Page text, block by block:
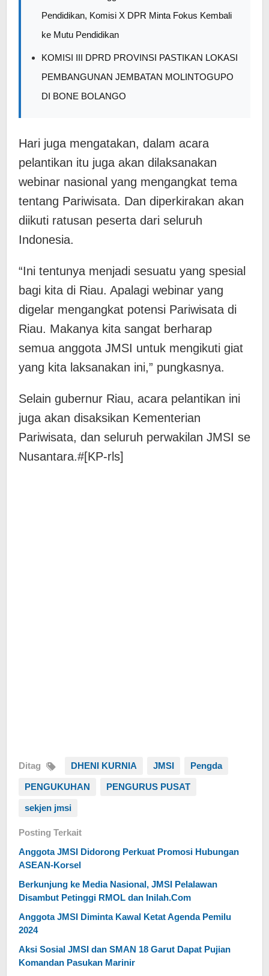
Pendidikan, Komisi X DPR Minta Fokus Kembali
ke Mutu Pendidikan
KOMISI III DPRD PROVINSI PASTIKAN LOKASI
PEMBANGUNAN JEMBATAN MOLINTOGUPO
DI BONE BOLANGO
Hari juga mengatakan, dalam acara
pelantikan itu juga akan dilaksanakan
webinar nasional yang mengangkat tema
tentang Pariwisata. Dan diperkirakan akan
diikuti ratusan peserta dari seluruh
Indonesia.
“Ini tentunya menjadi sesuatu yang spesial
bagi kita di Riau. Apalagi webinar yang
digelar mengangkat potensi Pariwisata di
Riau. Makanya kita sangat berharap
semua anggota JMSI untuk mengikuti giat
yang kita laksanakan ini,” pungkasnya.
Selain gubernur Riau, acara pelantikan ini
juga akan disaksikan Kementerian
Pariwisata, dan seluruh perwakilan JMSI se
Nusantara.#[KP-rls]
Ditag DHENI KURNIA JMSI Pengda
PENGUKUHAN PENGURUS PUSAT
sekjen jmsi
Posting Terkait
Anggota JMSI Didorong Perkuat Promosi Hubungan
ASEAN-Korsel
Berkunjung ke Media Nasional, JMSI Pelalawan
Disambut Petinggi RMOL dan Inilah.Com
Anggota JMSI Diminta Kawal Ketat Agenda Pemilu
2024
Aksi Sosial JMSI dan SMAN 18 Garut Dapat Pujian
Komandan Pasukan Marinir